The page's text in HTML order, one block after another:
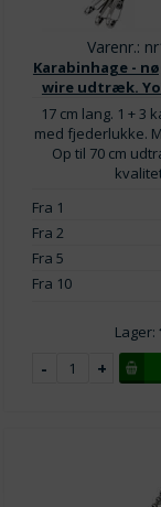
Varenr.:
Karabinhage -
wire udtræk.
17 cm lang. 1 + 3
med fjederlukke.
Op til 70 cm
Fra 1
Fra 2
Fra 5
Fra 10
Lager: